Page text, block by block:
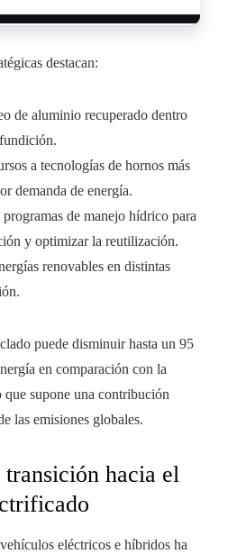
destacan:
de aluminio recuperado dentro
a tecnologías de hornos más
demanda de energía.
de manejo hídrico para
y optimizar la reutilización.
renovables en distintas
puede disminuir hasta un 95
en comparación con la
supone una contribución
las emisiones globales.
hacia el
eléctricos e híbridos ha